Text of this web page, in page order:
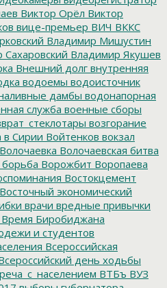
Виктор Орёл Виктор
вице-премьер ВИЧ ВККС
Владимир Мишустин
Владимир Якушев
Внешний долг внутренняя
водоемы водоисточник
дамбы водонапорная
служба военные сборы
возгорание
в Сирии Войтенков вокзал
Волочаевка Волочаевская битва
Ворожбит Воропаева
Востокцемент
Восточный экономический
врачи вредные привычки
Время Биробиджана
и студентов
Всероссийская
день ходьбы
ВТБъ ВУЗ